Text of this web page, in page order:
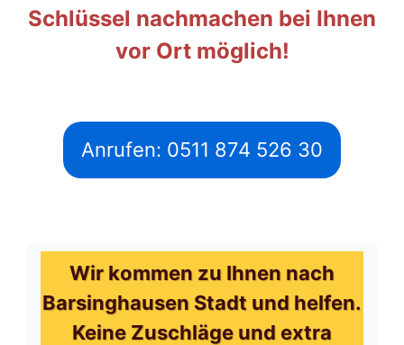
Schlüssel nachmachen bei Ihnen
vor Ort möglich!
Anrufen: 0511 874 526 30
Wir kommen zu Ihnen nach
Barsinghausen Stadt und helfen.
Keine Zuschläge und extra